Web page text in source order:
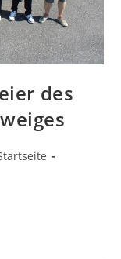
des